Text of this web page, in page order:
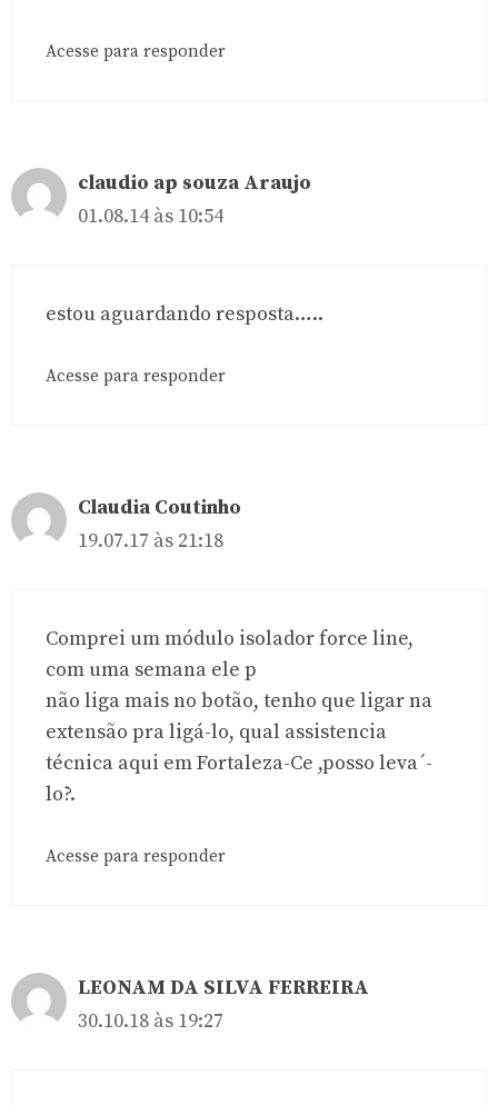
Acesse para responder
claudio ap souza Araujo
01.08.14 às 10:54
estou aguardando resposta…..
Acesse para responder
Claudia Coutinho
19.07.17 às 21:18
Comprei um módulo isolador force line,
com uma semana ele p
não liga mais no botão, tenho que ligar na
extensão pra ligá-lo, qual assistencia
técnica aqui em Fortaleza-Ce ,posso leva´-
lo?.
Acesse para responder
LEONAM DA SILVA FERREIRA
30.10.18 às 19:27